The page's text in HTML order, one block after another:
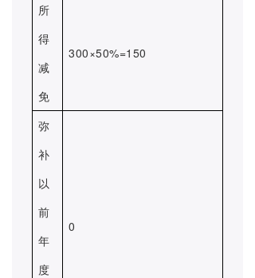
所
得
减
免
300×50%=150
弥
补
以
前
年
度
0